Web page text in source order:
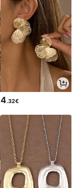
4.32€